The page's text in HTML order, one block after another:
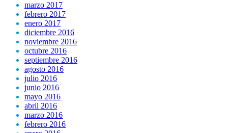
marzo 2017
febrero 2017
enero 2017
diciembre 2016
noviembre 2016
octubre 2016
septiembre 2016
agosto 2016
julio 2016
junio 2016
mayo 2016
abril 2016
marzo 2016
febrero 2016